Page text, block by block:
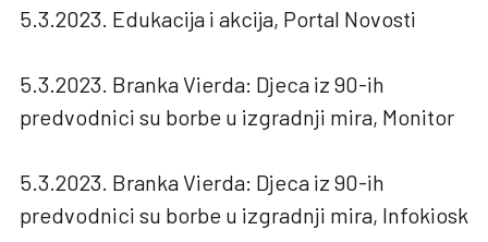
5.3.2023. Edukacija i akcija, Portal Novosti
5.3.2023. Branka Vierda: Djeca iz 90-ih
predvodnici su borbe u izgradnji mira, Monitor
5.3.2023. Branka Vierda: Djeca iz 90-ih
predvodnici su borbe u izgradnji mira, Infokiosk